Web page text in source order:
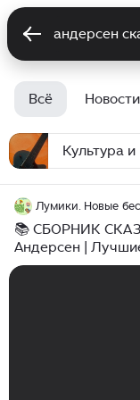
Всё Новости
Культура и
📚 СБОРНИК
Андерсен |